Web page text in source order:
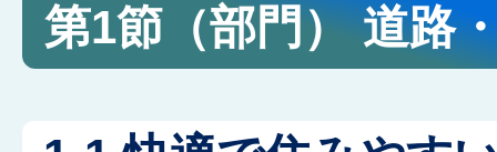
第1節（部門） 道路